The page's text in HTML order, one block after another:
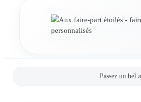
Passez un bel